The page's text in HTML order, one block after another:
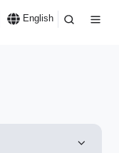
English